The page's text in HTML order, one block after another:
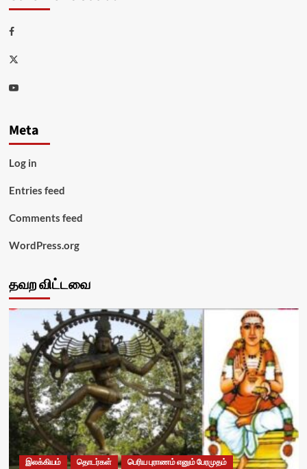
Facebook
Twitter
Youtube
Meta
Log in
Entries feed
Comments feed
WordPress.org
தவற விட்டவை
இலக்கியம் தொடர்கள் பெரிய புராணம் எனும் பேரமுதம்